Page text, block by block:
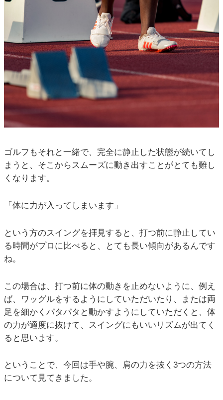
ゴルフもそれと一緒で、完全に静止した状態が続いてし
まうと、そこからスムーズに動き出すことがとても難し
くなります。
「体に力が入ってしまいます」
という方のスイングを拝見すると、打つ前に静止してい
る時間がプロに比べると、とても長い傾向があるんです
ね。
この場合は、打つ前に体の動きを止めないように、例え
ば、ワッグルをするようにしていただいたり、または両
足を細かくパタパタと動かすようにしていただくと、体
の力が適度に抜けて、スイングにもいいリズムが出てく
ると思います。
ということで、今回は手や腕、肩の力を抜く3つの方法
について見てきました。